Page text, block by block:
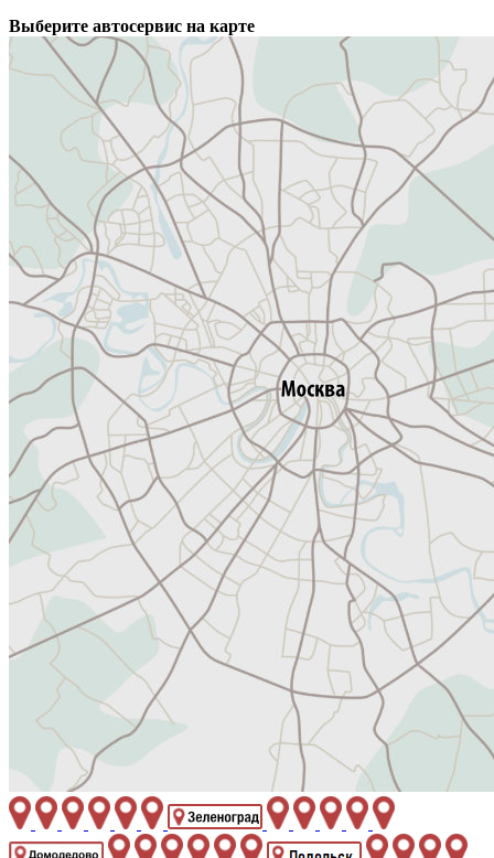
Выберите автосервис на карте